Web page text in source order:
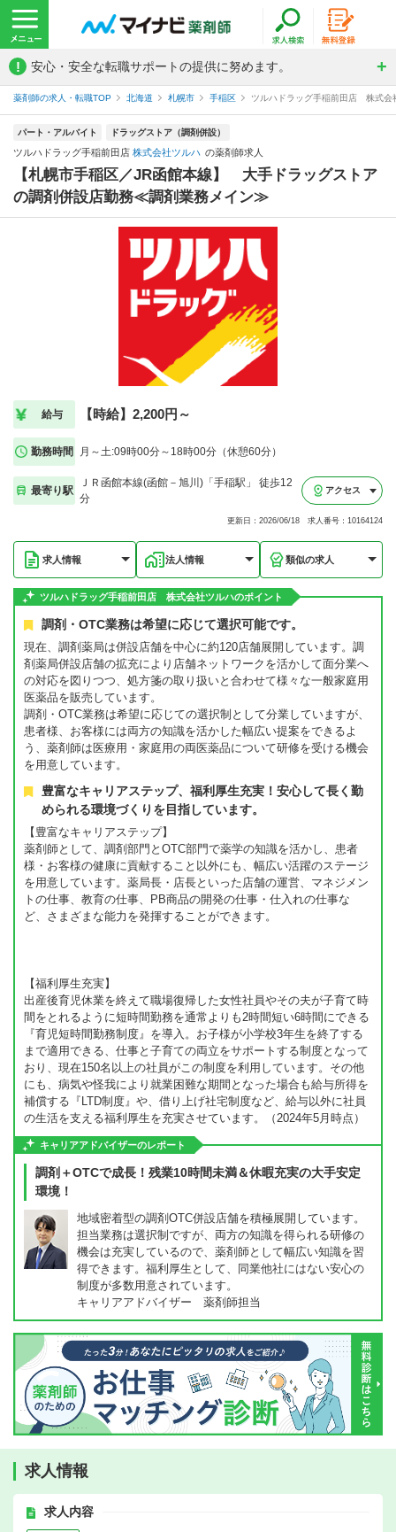
! 安心・安全な転職サポートの提供に努めます。
薬剤師の求人・転職TOP 北海道 札幌市 手稲区 ツルハドラッグ手稲前田店 株式会
パート・アルバイト ドラッグストア（調剤併設）
ツルハドラッグ手稲前田店 株式会社ツルハ の薬剤師求人
【札幌市手稲区／JR函館本線】 大手ドラッグストア
の調剤併設店勤務≪調剤業務メイン≫
給与 【時給】2,200円～
勤務時間 月～土:09時00分～18時00分（休憩60分）
最寄り駅
ＪＲ函館本線(函館－旭川)「手稲駅」 徒歩12
分
アクセス
更新日：2026/06/18 求人番号：10164124
求人情報 法人情報 類似の求人
ツルハドラッグ手稲前田店 株式会社ツルハのポイント
調剤・OTC業務は希望に応じて選択可能です。
現在、調剤薬局は併設店舗を中心に約120店舗展開しています。調
剤薬局併設店舗の拡充により店舗ネットワークを活かして面分業へ
の対応を図りつつ、処方箋の取り扱いと合わせて様々な一般家庭用
医薬品を販売しています。
調剤・OTC業務は希望に応じての選択制として分業していますが、
患者様、お客様には両方の知識を活かした幅広い提案をできるよ
う、薬剤師は医療用・家庭用の両医薬品について研修を受ける機会
を用意しています。
豊富なキャリアステップ、福利厚生充実！安心して長く勤
められる環境づくりを目指しています。
【豊富なキャリアステップ】
薬剤師として、調剤部門とOTC部門で薬学の知識を活かし、患者
様・お客様の健康に貢献すること以外にも、幅広い活躍のステージ
を用意しています。薬局長・店長といった店舗の運営、マネジメン
トの仕事、教育の仕事、PB商品の開発の仕事・仕入れの仕事な
ど、さまざまな能力を発揮することができます。
【福利厚生充実】
出産後育児休業を終えて職場復帰した女性社員やその夫が子育て時
間をとれるように短時間勤務を通常よりも2時間短い6時間にできる
『育児短時間勤務制度』を導入。お子様が小学校3年生を終了する
まで適用できる、仕事と子育ての両立をサポートする制度となって
おり、現在150名以上の社員がこの制度を利用しています。その他
にも、病気や怪我により就業困難な期間となった場合も給与所得を
補償する『LTD制度』や、借り上げ社宅制度など、給与以外に社員
の生活を支える福利厚生を充実させています。（2024年5月時点）
キャリアアドバイザーのレポート
調剤＋OTCで成長！残業10時間未満＆休暇充実の大手安定
環境！
地域密着型の調剤OTC併設店舗を積極展開しています。
担当業務は選択制ですが、両方の知識を得られる研修の
機会は充実しているので、薬剤師として幅広い知識を習
得できます。福利厚生として、同業他社にはない安心の
制度が多数用意されています。
キャリアアドバイザー 薬剤師担当
求人情報
求人内容